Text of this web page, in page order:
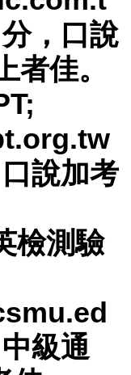
，口說
者佳。
說加考
檢測驗
級通